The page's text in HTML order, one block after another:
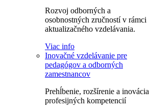
Rozvoj odborných a
osobnostných zručností v rámci
aktualizačného vzdelávania.
Viac info
Inovačné vzdelávanie pre
pedagógov a odborných
zamestnancov
Prehĺbenie, rozšírenie a inovácia
profesijných kompetencií